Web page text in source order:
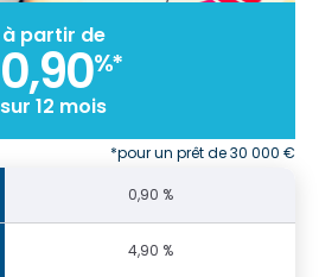
à partir de
0,90%*
sur 12 mois
*pour un prêt de 30 000 €
0,90 %
4,90 %